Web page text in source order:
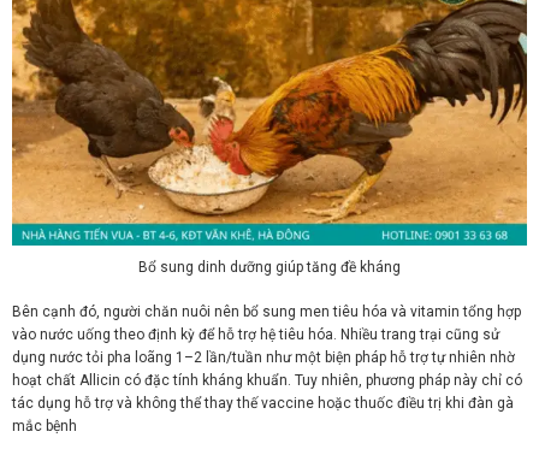
Bổ sung dinh dưỡng giúp tăng đề kháng
Bên cạnh đó, người chăn nuôi nên bổ sung men tiêu hóa và vitamin tổng hợp
vào nước uống theo định kỳ để hỗ trợ hệ tiêu hóa. Nhiều trang trại cũng sử
dụng nước tỏi pha loãng 1–2 lần/tuần như một biện pháp hỗ trợ tự nhiên nhờ
hoạt chất Allicin có đặc tính kháng khuẩn. Tuy nhiên, phương pháp này chỉ có
tác dụng hỗ trợ và không thể thay thế vaccine hoặc thuốc điều trị khi đàn gà
mắc bệnh